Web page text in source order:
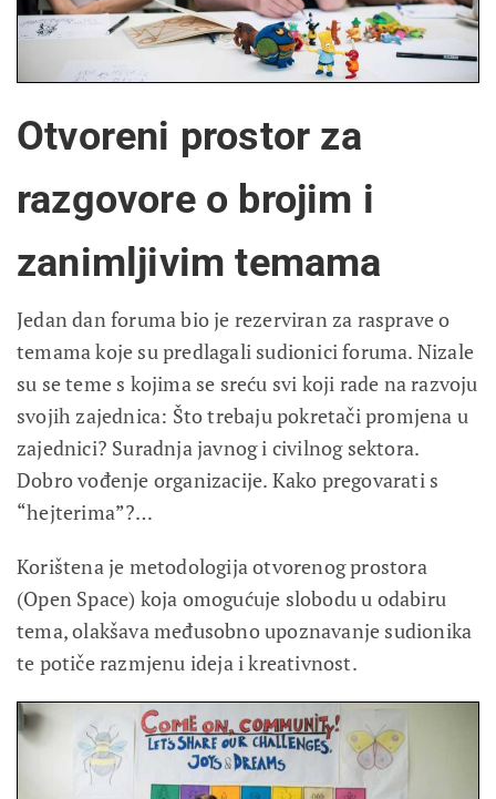
Otvoreni prostor za
razgovore o brojim i
zanimljivim temama
Jedan dan foruma bio je rezerviran za rasprave o
temama koje su predlagali sudionici foruma. Nizale
su se teme s kojima se sreću svi koji rade na razvoju
svojih zajednica: Što trebaju pokretači promjena u
zajednici? Suradnja javnog i civilnog sektora.
Dobro vođenje organizacije. Kako pregovarati s
“hejterima”?…
Korištena je metodologija otvorenog prostora
(Open Space) koja omogućuje slobodu u odabiru
tema, olakšava međusobno upoznavanje sudionika
te potiče razmjenu ideja i kreativnost.